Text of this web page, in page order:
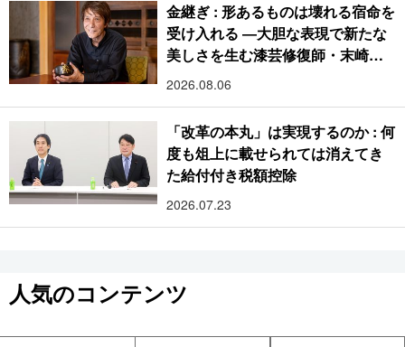
金継ぎ : 形あるものは壊れる宿命を
受け入れる ―大胆な表現で新たな
美しさを生む漆芸修復師・末崎広
樹
2026.08.06
「改革の本丸」は実現するのか : 何
度も俎上に載せられては消えてき
た給付付き税額控除
2026.07.23
人気のコンテンツ